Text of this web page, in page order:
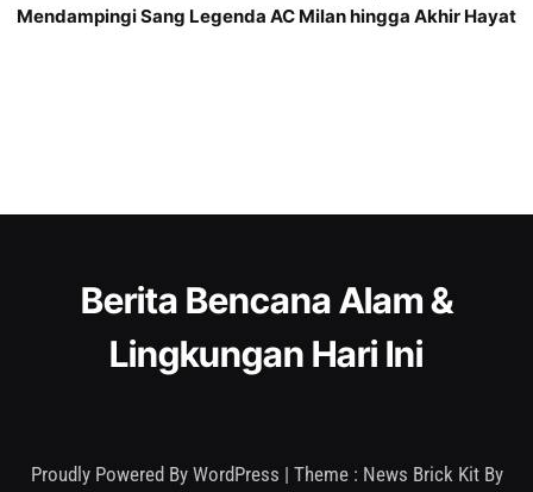
Mendampingi Sang Legenda AC Milan hingga Akhir Hayat
Berita Bencana Alam &
Lingkungan Hari Ini
Proudly Powered By WordPress | Theme : News Brick Kit By